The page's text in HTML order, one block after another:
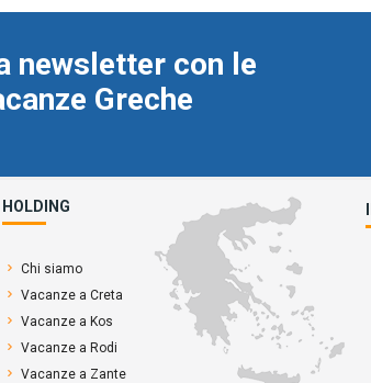
newsletter con le
Greche
HOLDING
Chi siamo
Vacanze a Creta
Vacanze a Kos
Vacanze a Rodi
Vacanze a Zante